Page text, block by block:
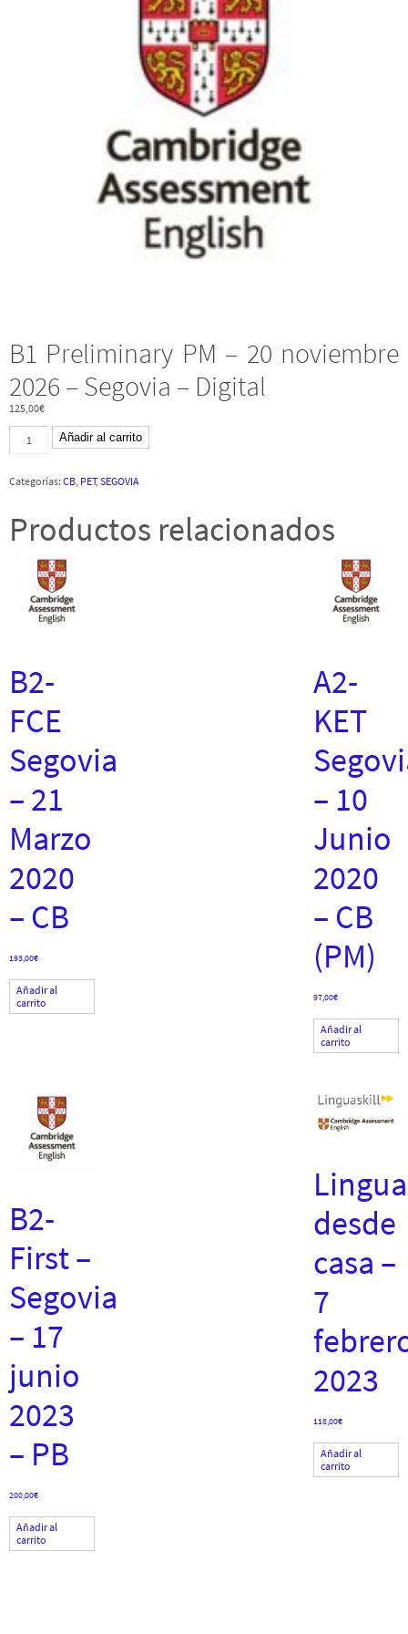
B1 Preliminary PM – 20 noviembre
2026 – Segovia – Digital
125,00€
B1
Preliminary
PM
20
Segovia
cantidad
Añadir al carrito
Categorías: CB, PET,SEGOVIA
Productos relacionados
B2-
FCE
Segovia
– 21
Marzo
2020
– CB
193,00€
Añadir al
carrito
A2-
KET
– 10
Junio
2020
– CB
(PM)
97,00€
Añadir al
carrito
B2-
First –
Segovia
– 17
junio
2023
– PB
200,00€
Añadir al
carrito
desde
casa –
7
2023
118,00€
Añadir al
carrito